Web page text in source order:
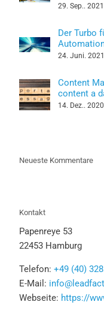
29. Sep.. 2021
Der Turbo
24. Juni. 2021
Content
content a
14. Dez.. 2020
Neueste Kommentare
Kontakt
Papenreye 53
22453 Hamburg
Telefon: +49 (40)
E-Mail:
Webseite: https://